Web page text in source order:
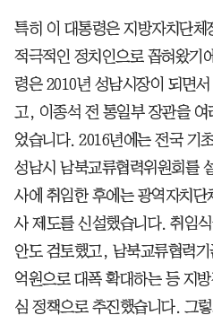
특히 이 대통령은 지방자치단
적극적인 정치인으로 꼽혀왔기
령은 2010년 성남시장이 되면
고, 이종석 전 통일부 장관을 여
었습니다. 2016년에는 전국 기
성남시 남북교류협력위원회를
사에 취임한 후에는 광역자치단
사 제도를 신설했습니다. 취임
안도 검토했고, 남북교류협력
억원으로 대폭 확대하는 등 지
심 정책으로 추진했습니다. 그